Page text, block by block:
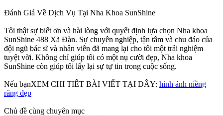
Đánh Giá Về Dịch Vụ Tại Nha Khoa SunShine
Tôi thật sự biết ơn và hài lòng với quyết định lựa chọn Nha khoa
SunShine 488 Xã Đàn. Sự chuyên nghiệp, tận tâm và chu đáo của
đội ngũ bác sĩ và nhân viên đã mang lại cho tôi một trải nghiệm
tuyệt vời. Không chỉ giúp tôi có một nụ cười đẹp, Nha khoa
SunShine còn giúp tôi lấy lại sự tự tin trong cuộc sống.
Nếu bạnXEM CHI TIẾT BÀI VIẾT TẠI ĐÂY: hình ảnh niềng
răng đẹp
Chủ đề cùng chuyên mục